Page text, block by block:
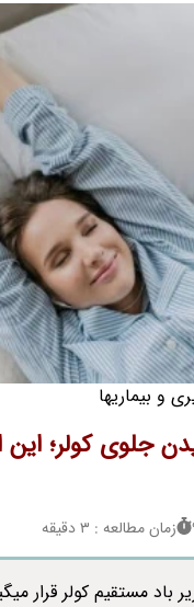
و بیماریها
جلوی کولر؛ این
زمان مطالعه : 3 دقیقه
باد مستقیم کولر قرار